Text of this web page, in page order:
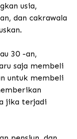
usia,
dan cakrawala
30 -an,
saja membeli
untuk membeli
jika terjadi